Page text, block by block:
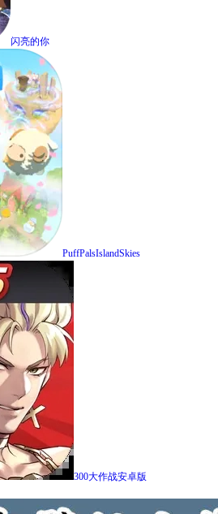
闪亮的你
PuffPalsIslandSkies
300大作战安卓版